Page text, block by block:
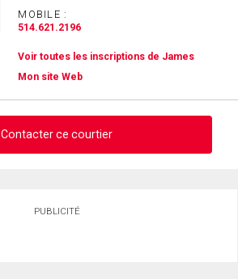
MOBILE :
514.621.2196
Voir toutes les inscriptions de James
Mon site Web
Contacter ce courtier
PUBLICITÉ